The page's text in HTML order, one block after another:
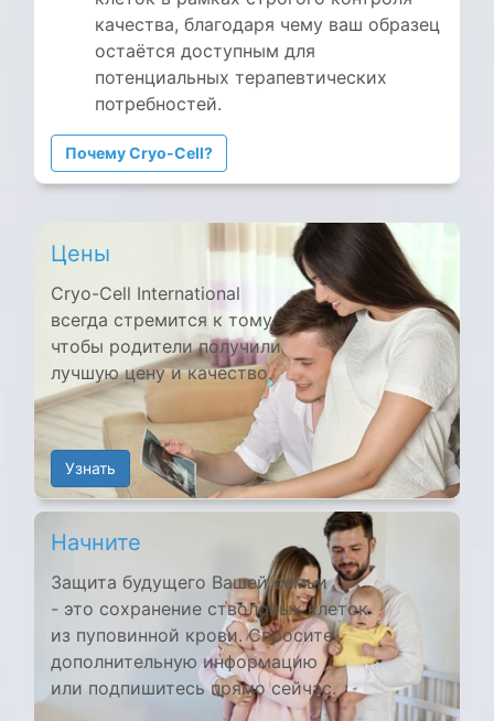
качества, благодаря чему ваш образец
остаётся доступным для
потенциальных терапевтических
потребностей.
Почему Cryo-Cell?
Цены
Cryo-Cell International
всегда стремится к тому,
чтобы родители получили
лучшую цену и качество.
Узнать
Начните
Защита будущего Вашей семьи
- это сохранение стволовых клеток
из пуповинной крови. Спросите
дополнительную информацию
или подпишитесь прямо сейчас.